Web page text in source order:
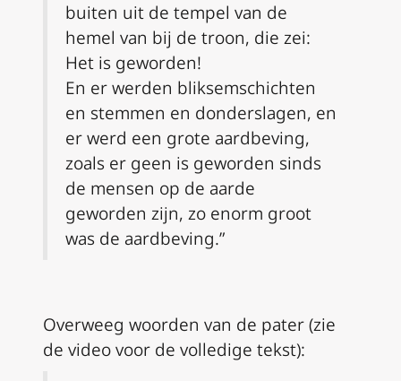
buiten uit de tempel van de
hemel van bij de troon, die zei:
Het is geworden!
En er werden bliksemschichten
en stemmen en donderslagen, en
er werd een grote aardbeving,
zoals er geen is geworden sinds
de mensen op de aarde
geworden zijn, zo enorm groot
was de aardbeving.”
Overweeg woorden van de pater (zie
de video voor de volledige tekst):